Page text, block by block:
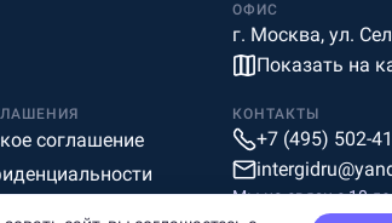
ОФИС
г. Москва, ул.
Показать на
соглашение
КОНТАКТЫ
+7 (495) 502-
Мы на связи c 10